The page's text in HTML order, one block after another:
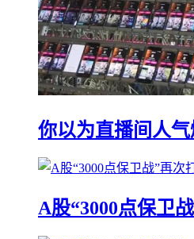
你以为直播间人气
A股“3000点保卫